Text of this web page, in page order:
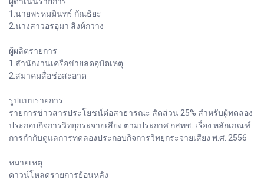
1.นายพรหมมินทร์ กัณธิยะ
2.นางสาวอรอุมา สิงห์กวาง
ผู้ผลิตรายการ
1.สำนักงานเครือข่ายลดอุบัตเหตุ
2.สมาคมสื่อช่อสะอาด
รูปแบบรายการ
รายการข่าวสารประโยชน์ต่อสาธารณะ สัดส่วน 25% สำหรับผู้ทดลอง
ประกอบกิจการวิทยุกระจายเสียง ตามประกาศ กสทช. เรื่อง หลักเกณฑ์
การกำกับดูแลการทดลองประกอบกิจการวิทยุกระจายเสียง พ.ศ. 2556
หมายเหตุ
ดาวน์โหลดรายการย้อนหลัง